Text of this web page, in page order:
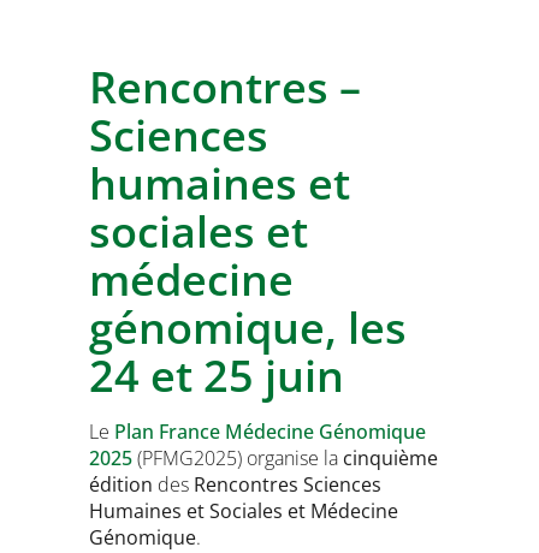
Rencontres –
Sciences
humaines et
sociales et
médecine
génomique, les
24 et 25 juin
Le Plan France Médecine Génomique
2025(PFMG2025) organise la cinquième
édition des Rencontres Sciences
Humaines et Sociales et Médecine
Génomique.